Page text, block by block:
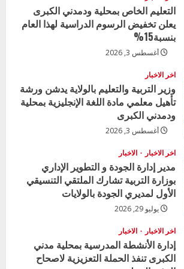
أغسطس 3, 2026
اخر الاخبار
وزير التربية والتعليم بالولاية يدشن ورشة
تأهيل معلمي مادة اللغة الإنجليزية بمحلية
ودمدني الكبرى
أغسطس 3, 2026
اخر الاخبار الاخبار
مدير إدارة الجودة و التطوير الإداري
بوزارة التربية تشارك الملتقي التنسيقي
الأول لمديري الجودة بالولايات
يوليو 29, 2026
اخر الاخبار الاخبار
إدارة الأنشطة المدرسية بمحلية مدني
الكبرى تنفذ الحملة التعزيزية لاصحاح
البيئة بالمحلية
يوليو 29, 2026
اخر الاخبار